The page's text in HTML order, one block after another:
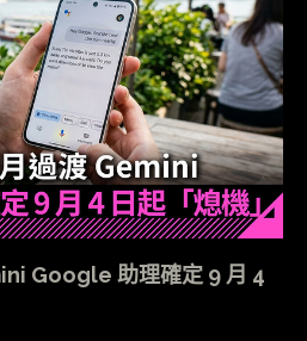
Google 助理確定 9 月 4